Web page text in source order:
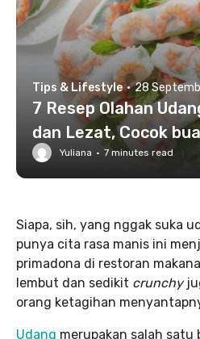
Tips & Lifestyle · 28
7 Resep Olahan
dan Lezat, Cocok
Yuliana · 7 minutes read
Siapa, sih, yang nggak suka
punya cita rasa manis ini
primadona di restoran
lembut dan sedikit crunchy
orang ketagihan
Udang merupakan salah satu